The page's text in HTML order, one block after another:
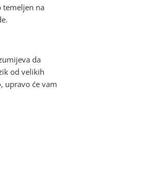
temeljen na
da
od velikih
upravo će vam